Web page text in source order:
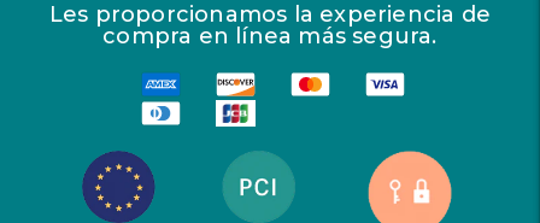
Les proporcionamos la experiencia de
compra en línea más segura.